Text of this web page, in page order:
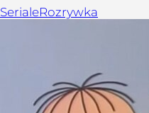
SerialeRozrywka